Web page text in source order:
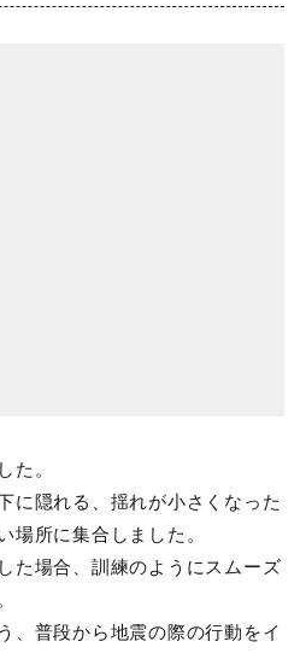
た。
に隠れる、揺れが小さくなった
場所に集合しました。
た場合、訓練のようにスムーズ
、普段から地震の際の行動をイ